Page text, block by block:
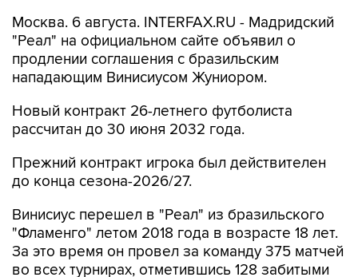
Москва. 6 августа. INTERFAX.RU - Мадридский
"Реал" на официальном сайте объявил о
продлении соглашения с бразильским
нападающим Винисиусом Жуниором.
Новый контракт 26-летнего футболиста
рассчитан до 30 июня 2032 года.
Прежний контракт игрока был действителен
до конца сезона-2026/27.
Винисиус перешел в "Реал" из бразильского
"Фламенго" летом 2018 года в возрасте 18 лет.
За это время он провел за команду 375 матчей
во всех турнирах, отметившись 128 забитыми